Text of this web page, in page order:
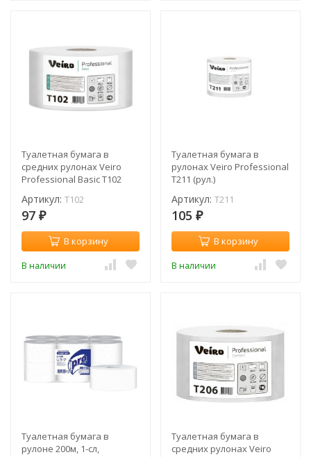
Туалетная бумага в
средних рулонах Veiro
Professional Basic T102
Артикул: T102
97 ₽
В корзину
В наличии
Туалетная бумага в
рулонах Veiro Professional
T211 (рул.)
Артикул: T211
105 ₽
В корзину
В наличии
Туалетная бумага в
рулоне 200м, 1-сл,
Туалетная бумага в
средних рулонах Veiro